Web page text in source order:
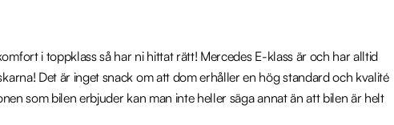
i toppklass så har ni hittat rätt! Mercedes E-klass är och har alltid
Det är inget snack om att dom erhåller en hög standard och kvalité
som bilen erbjuder kan man inte heller säga annat än att bilen är helt